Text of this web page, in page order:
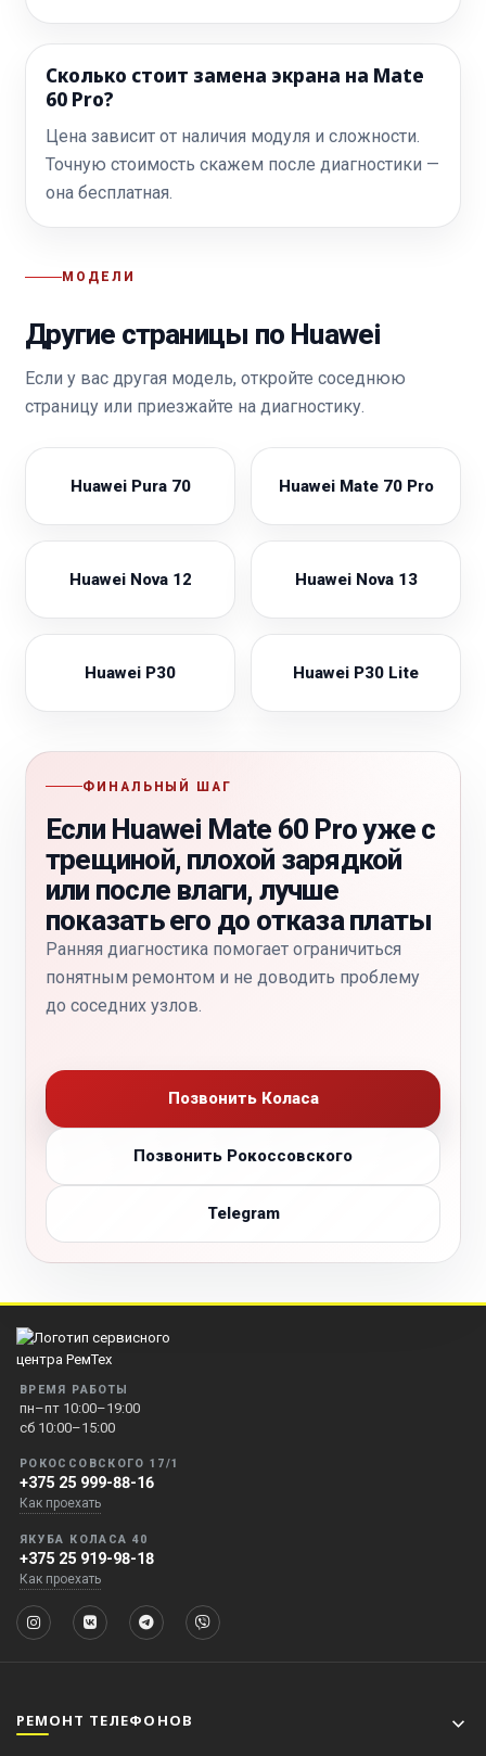
Сколько стоит замена экрана на Mate
60 Pro?
Цена зависит от наличия модуля и сложности.
Точную стоимость скажем после диагностики —
она бесплатная.
МОДЕЛИ
Другие страницы по Huawei
Если у вас другая модель, откройте соседнюю
страницу или приезжайте на диагностику.
Huawei Pura 70 Huawei Mate 70 Pro
Huawei Nova 12 Huawei Nova 13
Huawei P30 Huawei P30 Lite
ФИНАЛЬНЫЙ ШАГ
Если Huawei Mate 60 Pro уже с
трещиной, плохой зарядкой
или после влаги, лучше
показать его до отказа платы
Ранняя диагностика помогает ограничиться
понятным ремонтом и не доводить проблему
до соседних узлов.
Позвонить Коласа
Позвонить Рокоссовского
Telegram
ВРЕМЯ РАБОТЫ
пн–пт 10:00–19:00
сб 10:00–15:00
РОКОССОВСКОГО 17/1
+375 25 999-88-16
Как проехать
ЯКУБА КОЛАСА 40
+375 25 919-98-18
Как проехать
РЕМОНТ ТЕЛЕФОНОВ